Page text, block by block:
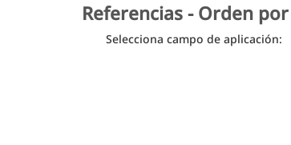
Referencias - Orden
Selecciona campo de aplicación: